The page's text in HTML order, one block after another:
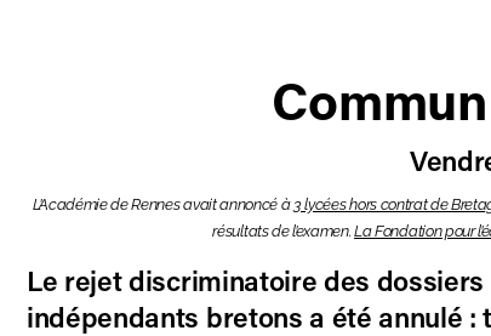
L’Académie de Rennes avait annoncé à3 lycées hors contrat de
résultats de l’examen.La Fondation pour
Le rejet discriminatoire des
indépendants bretons a été annulé :